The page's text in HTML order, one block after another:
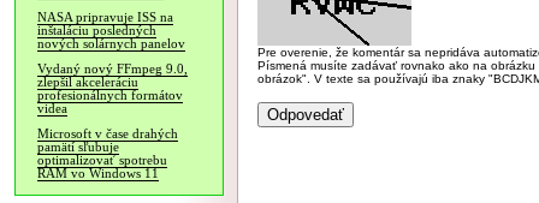
NASA pripravuje ISS na
inštaláciu posledných
nových solárnych panelov
Vydaný nový FFmpeg 9.0,
zlepšil akceleráciu
profesionálnych formátov
videa
Microsoft v čase drahých
pamätí sľubuje
optimalizovať spotrebu
RAM vo Windows 11
Pre overenie, že komentár sa nepridáva
Písmená musíte zadávať rovnako ako na
obrázok". V texte sa používajú iba znaky